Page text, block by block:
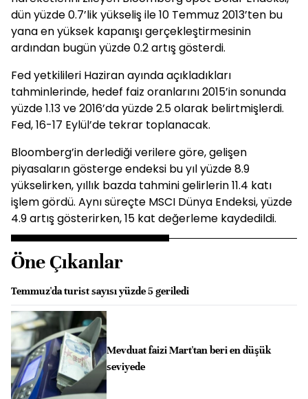
dün yüzde 0.7’lik yükseliş ile 10 Temmuz 2013’ten bu
yana en yüksek kapanışı gerçekleştirmesinin
ardından bugün yüzde 0.2 artış gösterdi.
Fed yetkilileri Haziran ayında açıkladıkları
tahminlerinde, hedef faiz oranlarını 2015’in sonunda
yüzde 1.13 ve 2016’da yüzde 2.5 olarak belirtmişlerdi.
Fed, 16-17 Eylül’de tekrar toplanacak.
Bloomberg’in derlediği verilere göre, gelişen
piyasaların gösterge endeksi bu yıl yüzde 8.9
yükselirken, yıllık bazda tahmini gelirlerin 11.4 katı
işlem gördü. Aynı süreçte MSCI Dünya Endeksi, yüzde
4.9 artış gösterirken, 15 kat değerleme kaydedildi.
Öne Çıkanlar
Temmuz'da turist sayısı yüzde 5 geriledi
Mevduat faizi Mart'tan beri en düşük
seviyede